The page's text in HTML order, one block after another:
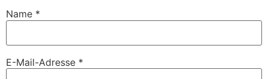
Name *
E-Mail-Adresse *